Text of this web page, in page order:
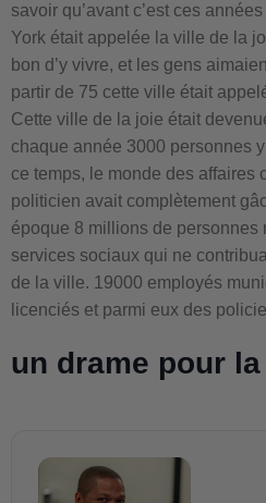
savoir qu’avant c’est ces
York était appelée la ville de la
bon d’y vivre, et les gens
partir de 75 cette ville était
Cette ville de la joie était
chaque année 3000 personnes
ce temps, le monde des affaires
politicien avait complètement
époque 8 millions de personnes
services sociaux qui ne
de la ville. 19000 employés
licenciés et parmi eux des
un drame pour